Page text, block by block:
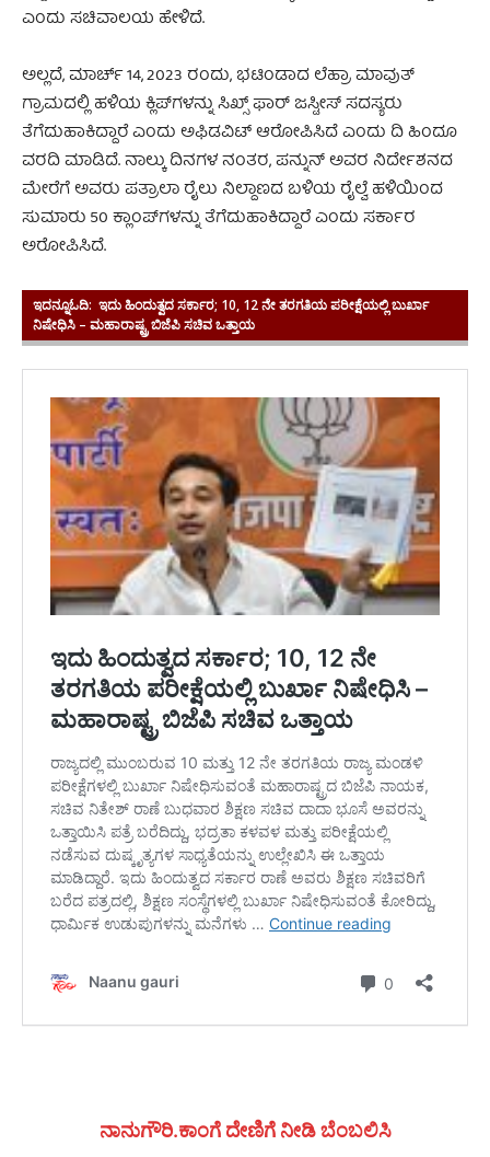
ಎಂದು ಸಚಿವಾಲಯ ಹೇಳಿದೆ.
ಅಲ್ಲದೆ, ಮಾರ್ಚ್ 14, 2023 ರಂದು, ಭಟಿಂಡಾದ ಲೆಹ್ರಾ ಮಾವುತ್
ಗ್ರಾಮದಲ್ಲಿ ಹಳಿಯ ಕ್ಲಿಪ್‌ಗಳನ್ನು ಸಿಖ್ಸ್ ಫಾರ್ ಜಸ್ಟೀಸ್ ಸದಸ್ಯರು
ತೆಗೆದುಹಾಕಿದ್ದಾರೆ ಎಂದು ಅಫಿಡವಿಟ್ ಆರೋಪಿಸಿದೆ ಎಂದು ದಿ ಹಿಂದೂ
ವರದಿ ಮಾಡಿದೆ. ನಾಲ್ಕು ದಿನಗಳ ನಂತರ, ಪನ್ನುನ್ ಅವರ ನಿರ್ದೇಶನದ
ಮೇರೆಗೆ ಅವರು ಪತ್ರಾಲಾ ರೈಲು ನಿಲ್ದಾಣದ ಬಳಿಯ ರೈಲ್ವೆ ಹಳಿಯಿಂದ
ಸುಮಾರು 50 ಕ್ಲಾಂಪ್‌ಗಳನ್ನು ತೆಗೆದುಹಾಕಿದ್ದಾರೆ ಎಂದು ಸರ್ಕಾರ
ಅರೋಪಿಸಿದೆ.
ಇದನ್ನೂಓದಿ: ಇದು ಹಿಂದುತ್ವದ ಸರ್ಕಾರ; 10, 12 ನೇ ತರಗತಿಯ ಪರೀಕ್ಷೆಯಲ್ಲಿ ಬುರ್ಖಾ
ನಿಷೇಧಿಸಿ – ಮಹಾರಾಷ್ಟ್ರ ಬಿಜೆಪಿ ಸಚಿವ ಒತ್ತಾಯ
ನಾನುಗೌರಿ.ಕಾಂಗೆ ದೇಣಿಗೆ ನೀಡಿ ಬೆಂಬಲಿಸಿ